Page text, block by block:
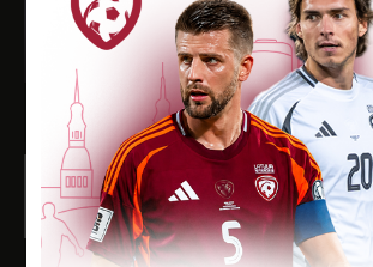
Kristaps Grebis
Dzimšanas datums: 13.12.1980.
Spēlētāja statuss: (FSS)
- -
Artūrs Smetanovs
Dzimšanas datums: 20.04.1999.
Spēlētāja statuss: Amatieris (FSS)